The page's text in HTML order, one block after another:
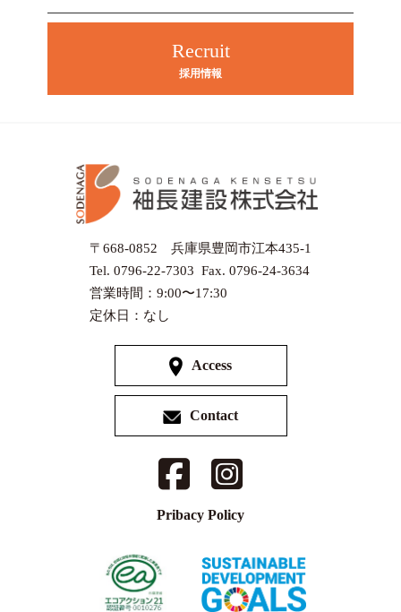
Recruit
採用情報
〒668-0852 兵庫県豊岡市江本435-1
Tel. 0796-22-7303 Fax. 0796-24-3634
営業時間：9:00〜17:30
定休日：なし
Access
Contact
Pribacy Policy